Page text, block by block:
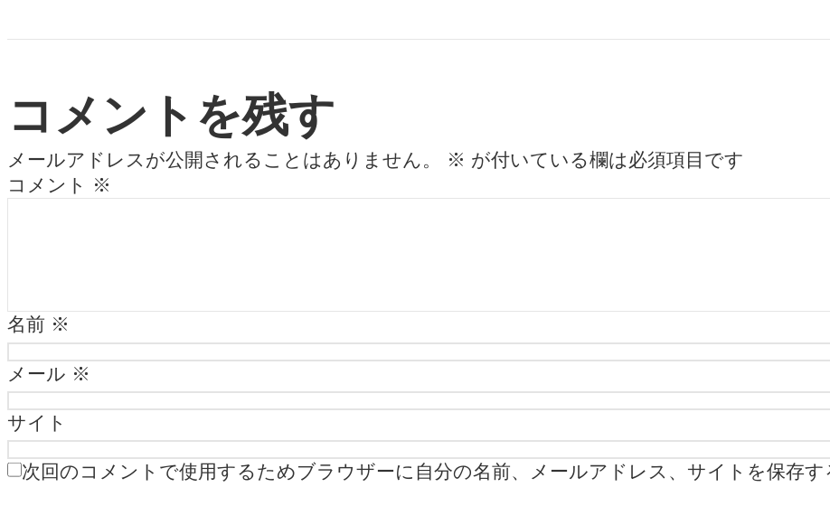
コメントを残す
メールアドレスが公開されることはありません。 ※ が付いている欄は必須項目です
コメント
※
名前 ※
メール ※
サイト
次回のコメントで使用するためブラウザーに自分の名前、メールアドレス、サイトを保存す